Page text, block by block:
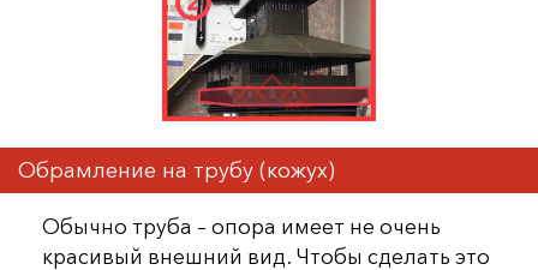
Обрамление на трубу (кожух)
Обычно труба – опора имеет не очень
красивый внешний вид. Чтобы сделать это